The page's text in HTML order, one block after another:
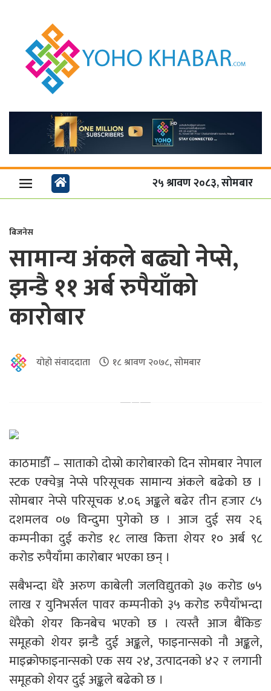
२५ श्रावण २०८३, सोमबार
बिजनेस
सामान्य अंकले बढ्यो नेप्से,
झन्डै ११ अर्ब रुपैयाँको
कारोबार
योहो संवाददाता १८ श्रावण २०७८, सोमबार
काठमाडौँ – साताको दोस्रो कारोबारको दिन सोमबार नेपाल
स्टक एक्चेञ्ज नेप्से परिसूचक सामान्य अंकले बढेको छ ।
सोमबार नेप्से परिसूचक ४.०६ अङ्कले बढेर तीन हजार ८५
दशमलव ०७ विन्दुमा पुगेको छ । आज दुई सय २६
कम्पनीका दुई करोड १८ लाख कित्ता शेयर १० अर्ब ९८
करोड रुपैयाँमा कारोबार भएका छन् ।
सबैभन्दा धेरै अरुण काबेली जलविद्युतको ३७ करोड ७५
लाख र युनिभर्सल पावर कम्पनीको ३५ करोड रुपैयाँभन्दा
धेरैको शेयर किनबेच भएको छ । त्यस्तै आज बैंकिङ
समूहको शेयर झन्डै दुई अङ्कले, फाइनान्सको नौ अङ्कले,
माइक्रोफाइनान्सको एक सय २४, उत्पादनको ४२ र लगानी
समूहको शेयर दुई अङ्कले बढेको छ ।